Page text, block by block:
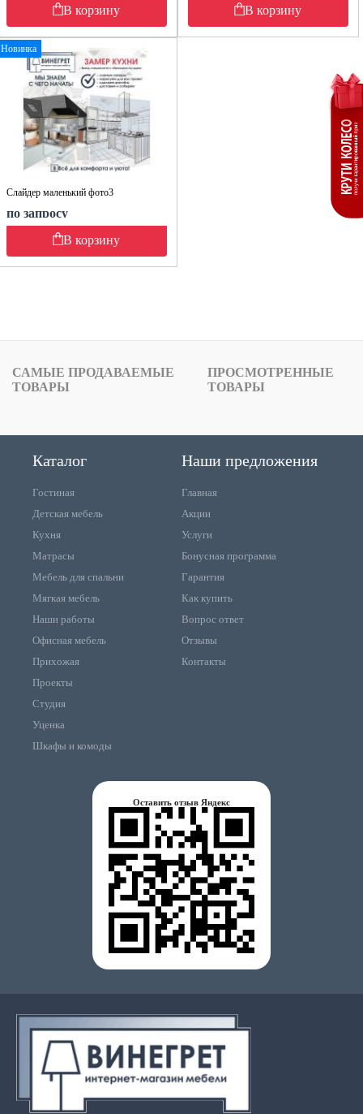
В корзину
В корзину
Новинка
Слайдер маленький фото3
по запросу
В корзину
САМЫЕ ПРОДАВАЕМЫЕ
ТОВАРЫ
ПРОСМОТРЕННЫЕ
ТОВАРЫ
Каталог
Гостиная
Детская мебель
Кухня
Матрасы
Мебель для спальни
Мягкая мебель
Наши работы
Офисная мебель
Прихожая
Проекты
Студия
Уценка
Шкафы и комоды
Наши предложения
Главная
Акции
Услуги
Бонусная программа
Гарантия
Как купить
Вопрос ответ
Отзывы
Контакты
Оставить отзыв Яндекс